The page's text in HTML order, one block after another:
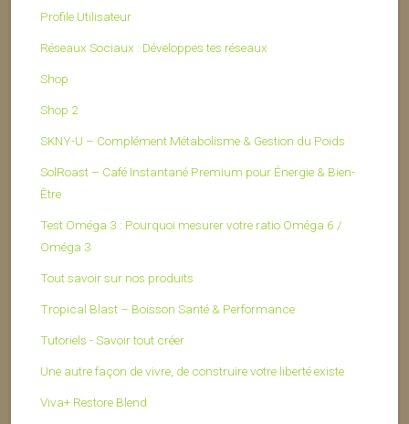
Profile Utilisateur
Réseaux Sociaux : Développes tes réseaux
Shop
Shop 2
SKNY-U – Complément Métabolisme & Gestion du Poids
SolRoast – Café Instantané Premium pour Énergie & Bien-
Être
Test Oméga 3 : Pourquoi mesurer votre ratio Oméga 6 /
Oméga 3
Tout savoir sur nos produits
Tropical Blast – Boisson Santé & Performance
Tutoriels - Savoir tout créer
Une autre façon de vivre, de construire votre liberté existe
Viva+ Restore Blend